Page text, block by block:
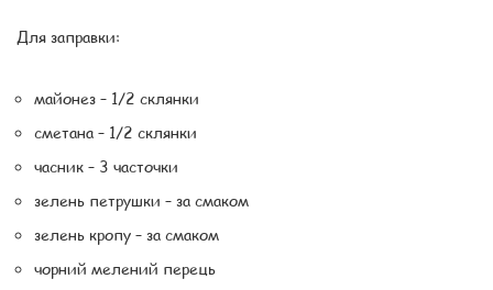
Для заправки:
майонез – 1/2 склянки
сметана – 1/2 склянки
часник – 3 часточки
зелень петрушки – за смаком
зелень кропу – за смаком
чорний мелений перець